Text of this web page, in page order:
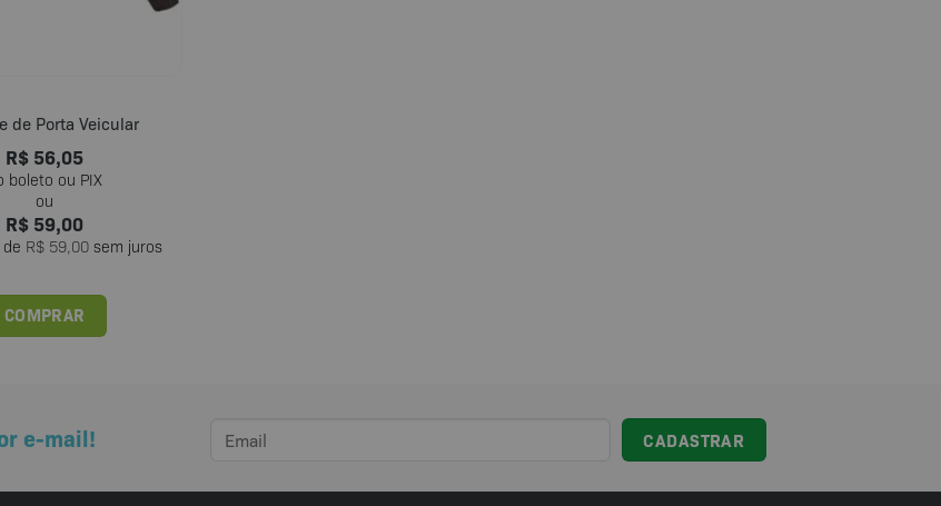
de Porta Veicular
R$ 56,05
R$ 59,00
R$59,00sem juros
COMPRAR
e-mail!